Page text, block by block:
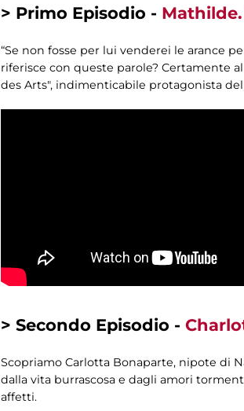
> Primo Episodio -
“Se non fosse per lui venderei le arance
riferisce con queste parole? Certamente
des Arts", indimenticabile protagonista
> Secondo Episodio -
Scopriamo Carlotta Bonaparte, nipote di
dalla vita burrascosa e dagli amori
affetti.